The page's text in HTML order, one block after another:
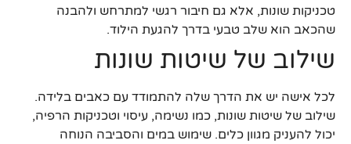
טכניקות שונות, אלא גם חיבור רגשי למתרחש ולהבנה
שהכאב הוא שלב טבעי בדרך להגעת הילוד.
שילוב של שיטות שונות
לכל אישה יש את הדרך שלה להתמודד עם כאבים בלידה.
שילוב של שיטות שונות, כמו נשימה, עיסוי וטכניקות הרפיה,
יכול להעניק מגוון כלים. שימוש במים והסביבה הנוחה